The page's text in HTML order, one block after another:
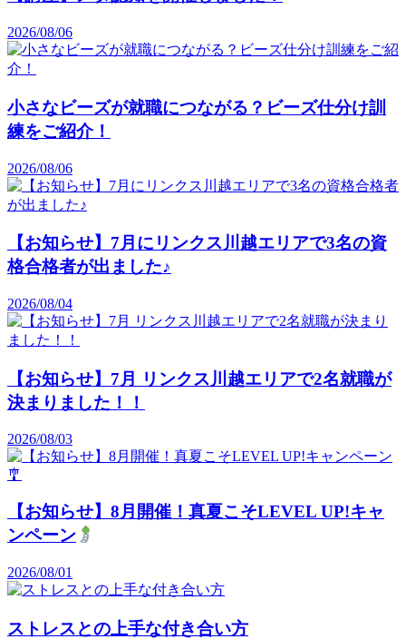
2026/08/06
小さなビーズが就職につながる？ビーズ仕分け訓
練をご紹介！
2026/08/06
【お知らせ】7月にリンクス川越エリアで3名の資
格合格者が出ました♪
2026/08/04
【お知らせ】7月 リンクス川越エリアで2名就職が
決まりました！！
2026/08/03
【お知らせ】8月開催！真夏こそLEVEL UP!キャ
ンペーン
2026/08/01
ストレスとの上手な付き合い方